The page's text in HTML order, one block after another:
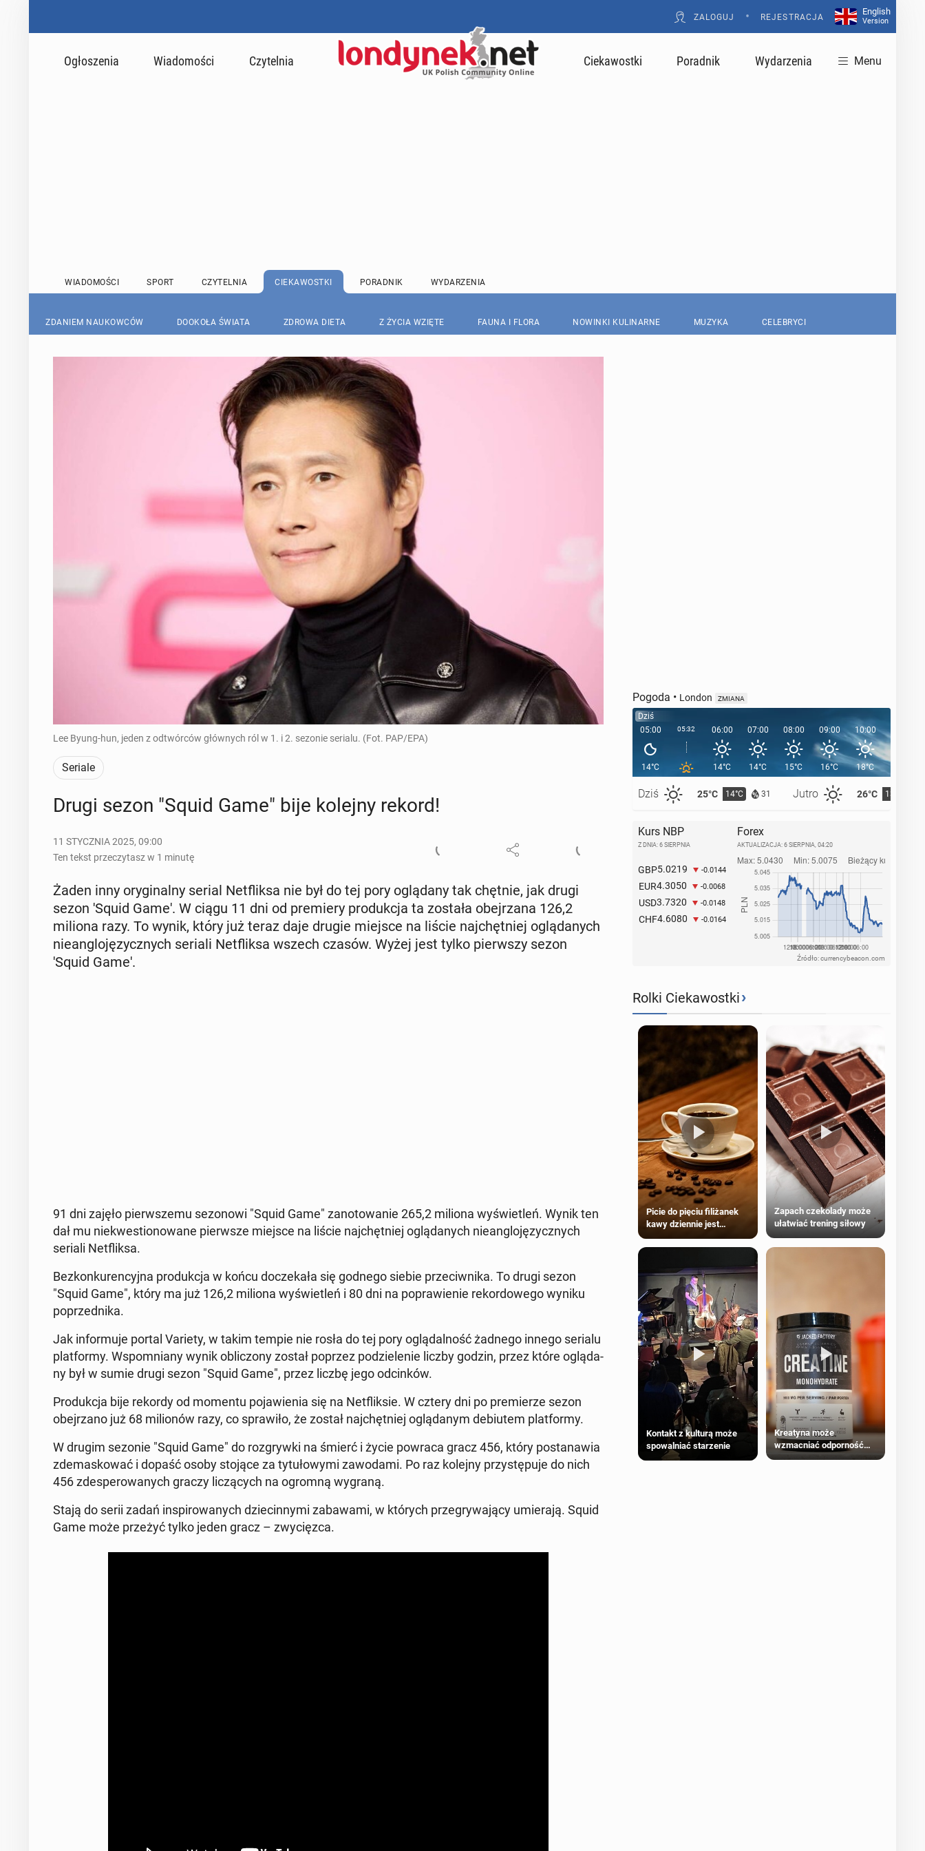
ZALOGUJ • REJESTRACJA
English
Version
Ogłoszenia Wiadomości Czytelnia Ciekawostki Poradnik Wydarzenia Menu
WIADOMOŚCI SPORT CZYTELNIA CIEKAWOSTKI PORADNIK WYDARZENIA
ZDANIEM NAUKOWCÓW DOOKOŁA ŚWIATA ZDROWA DIETA Z ŻYCIA WZIĘTE FAUNA I FLORA NOWINKI KULINARNE MUZYKA CELEBRYCI
Lee Byung-hun, jeden z odtwórców głównych ról w 1. i 2. sezonie serialu. (Fot. PAP/EPA)
Seriale
Drugi sezon "Squid Game" bije kolejny rekord!
11 STYCZNIA 2025, 09:00
Ten tekst przeczytasz w 1 minutę
Żaden inny ory­gi­nal­ny serial Net­flik­sa nie był do tej pory oglą­da­ny tak chętnie, jak drugi
sezon 'Squid Game'. W ciągu 11 dni od pre­mie­ry pro­duk­cja ta została obej­rza­na 126,2
miliona razy. To wynik, który już teraz daje drugie miejsce na liście naj­chęt­niej oglą­da­nych
nie­an­glo­ję­zycz­nych seriali Net­flik­sa wszech czasów. Wyżej jest tylko pierw­szy sezon
'Squid Game'.
91 dni zajęło pierw­sze­mu se­zo­no­wi "Squid Game" za­no­to­wa­nie 265,2 miliona wy­świe­tleń. Wynik ten
dał mu nie­kwe­stio­no­wa­ne pierw­sze miejsce na liście naj­chęt­niej oglą­da­nych nie­an­glo­ję­zycz­nych
seriali Net­flik­sa.
Bez­kon­ku­ren­cyj­na pro­duk­cja w końcu do­cze­ka­ła się godnego siebie prze­ciw­ni­ka. To drugi sezon
"Squid Game", który ma już 126,2 miliona wy­świe­tleń i 80 dni na po­pra­wie­nie re­kor­do­we­go wyniku
po­przed­ni­ka.
Jak in­for­mu­je portal Variety, w takim tempie nie rosła do tej pory oglą­dal­ność żadnego innego serialu
plat­for­my. Wspo­mnia­ny wynik ob­li­czo­ny został poprzez po­dzie­le­nie liczby godzin, przez które oglą­da­
ny był w sumie drugi sezon "Squid Game", przez liczbę jego od­cin­ków.
Pro­duk­cja bije rekordy od momentu po­ja­wie­nia się na Net­flik­sie. W cztery dni po pre­mie­rze sezon
obej­rza­no już 68 mi­lio­nów razy, co spra­wi­ło, że został naj­chęt­niej oglą­da­nym de­biu­tem plat­for­my.
W drugim sezonie "Squid Game" do roz­gryw­ki na śmierć i życie powraca gracz 456, który po­sta­na­wia
zde­ma­sko­wać i dopaść osoby stojące za ty­tu­ło­wy­mi za­wo­da­mi. Po raz kolejny przy­stę­pu­je do nich
456 zde­spe­ro­wa­nych graczy li­czą­cych na ogromną wygraną.
Stają do serii zadań in­spi­ro­wa­nych dzie­cin­ny­mi za­ba­wa­mi, w których prze­gry­wa­ją­cy umie­ra­ją. Squid
Game może przeżyć tylko jeden gracz – zwy­cięz­ca.
Pogoda • London ZMIANA
Dziś
05:00
14°C
Dziś 25°C 14°C 31 Jutro 26°C 13°C
05:32 06:00
14°C
07:00
14°C
08:00
15°C
09:00
16°C
10:00
18°C
11:00
Kurs NBP
Z DNIA: 6 SIERPNIA
GBP5.0219 -0.0144
EUR4.3050 -0.0068
USD3.7320 -0.0148
CHF4.6080 -0.0164
Forex
AKTUALIZACJA: 6 SIERPNIA, 04:20
Źródło: currencybeacon.com
Rolki Ciekawostki›
Picie do pięciu filiżanek
kawy dziennie jest
większości dorosłych
Zapach czekolady może
ułatwiać trening siłowy
Kontakt z kulturą może
spowalniać starzenie
Kreatyna może
wzmacniać odporność
przeciw nowotworom